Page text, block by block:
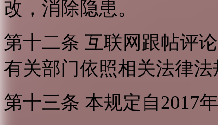
改，消除隐患。
第十二条 互联网跟帖评
有关部门依照相关法律
第十三条 本规定自2017